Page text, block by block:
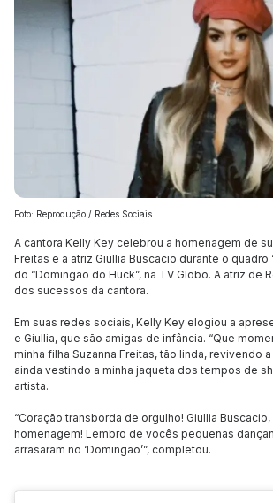
Foto: Reprodução / Redes Sociais
A cantora Kelly Key celebrou a homenagem de
Freitas e a atriz Giullia Buscacio durante o quadro
do “Domingão do Huck”, na TV Globo. A atriz de
dos sucessos da cantora.
Em suas redes sociais, Kelly Key elogiou a
e Giullia, que são amigas de infância. “Que
minha filha Suzanna Freitas, tão linda, revivendo
ainda vestindo a minha jaqueta dos tempos de
artista.
“Coração transborda de orgulho! Giullia
homenagem! Lembro de vocês pequenas
arrasaram no ‘Domingão’”, completou.